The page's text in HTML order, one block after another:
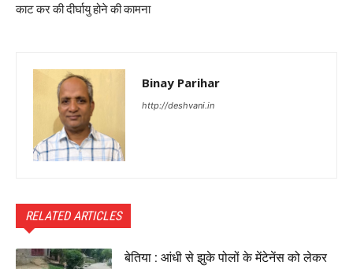
काट कर की दीर्घायु होने की कामना
Binay Parihar
http://deshvani.in
RELATED ARTICLES
बेतिया : आंधी से झुके पोलों के मेंटेनेंस को लेकर